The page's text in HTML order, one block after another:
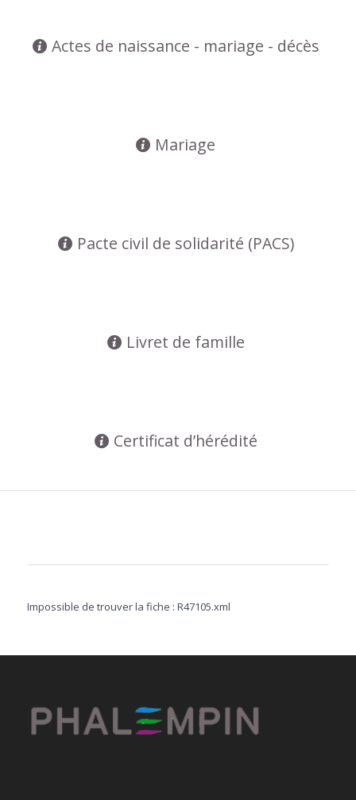
Actes de naissance - mariage - décès
Mariage
Pacte civil de solidarité (PACS)
Livret de famille
Certificat d’hérédité
Impossible de trouver la fiche : R47105.xml